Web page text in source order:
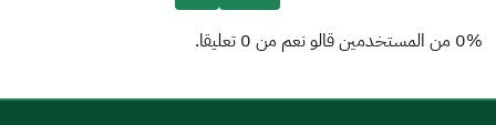
0% من المستخدمين قالو نعم من 0 تعليقا.